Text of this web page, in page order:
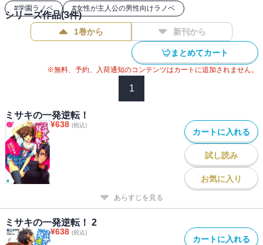
#学園ラノベ #女性が主人公の男性向けラノベ
シリーズ作品(3件)
1巻から 新刊から
まとめてカート
※無料、予約、入荷通知のコンテンツはカートに追加されません。
1
ミサキの一発逆転！
¥638 (税込)
カートに入れる
試し読み
お気に入り
あらすじを見る
ミサキの一発逆転！ 2
¥638 (税込)
カートに入れる